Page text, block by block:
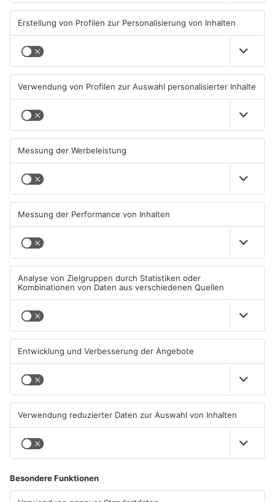
Ausstellung in Bruchköbel
zum Thema "Wasser im
Klimawandel"
07.08.2026, 05:00 UHR IN MAIN-
KINZIG-KREIS
Wohnhausbrand in Maintal:
Zwei Menschen verletzt
06.08.2026, 15:42 UHR IN MAIN-
KINZIG-KREIS
Gute Nachrichten für Pendler
Hanau
KINZIG-KREIS
Wächtersbacher
Schwimmbad bleibt heute
KINZIG-KREIS